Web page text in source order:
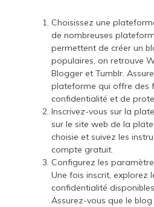
Choisissez une
de nombreuses
permettent de créer un
populaires, on retrouve
Blogger et Tumblr.
plateforme qui offre des
confidentialité et de
Inscrivez-vous sur la
sur le site web de la
choisie et suivez les
compte gratuit.
Configurez les
Une fois inscrit, explorez
confidentialité
Assurez-vous que le